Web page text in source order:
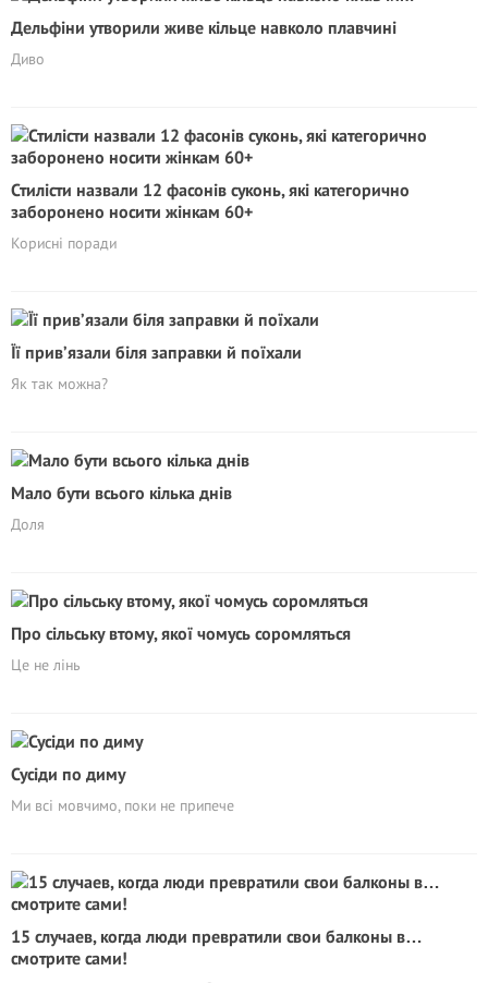
Дельфіни утворили живе кільце навколо плавчині
Диво
Стилісти назвали 12 фасонів суконь, які категорично
заборонено носити жінкам 60+
Корисні поради
Її прив’язали біля заправки й поїхали
Як так можна?
Мало бути всього кілька днів
Доля
Про сільську втому, якої чомусь соромляться
Це не лінь
Сусіди по диму
Ми всі мовчимо, поки не припече
15 случаев, когда люди превратили свои балконы в…
смотрите сами!